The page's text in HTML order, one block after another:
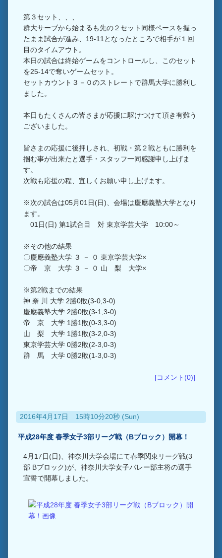
第３セット、、、
群大サーブから始まるも先の２セット同様ペースを握っ
たまま試合が進み、19-11となったところで相手が１回
目のタイムアウト。
本日の試合は終始ゲームをコントロールし、このセット
を25-14で奪いゲームセット。
セットカウント３－０のストレートで群馬大学に勝利し
ました。
本日もたくさんの皆さまが応援に駆けつけて頂き有難う
ございました。
皆さまの応援に後押しされ、初戦・第２戦ともに勝利を
掴む事が出来たと選手・スタッフ一同感謝申し上げま
す。
次戦も応援の程、宜しくお願い申し上げます。
※次の試合は05月01日(日)、会場は慶應義塾大学となり
ます。
01日(日) 第1試合目 対 東京学芸大学 10:00～
※その他の結果
〇慶應義塾大学 ３ － ０ 東京学芸大学×
〇帝 京 大学 ３ － ０ 山 梨 大学×
※第2戦までの結果
神 奈 川 大学 2勝0敗(3-0,3-0)
慶應義塾大学 2勝0敗(3-1,3-0)
帝 京 大学 1勝1敗(0-3,3-0)
山 梨 大学 1勝1敗(3-2,0-3)
東京学芸大学 0勝2敗(2-3,0-3)
群 馬 大学 0勝2敗(1-3,0-3)
[コメント(0)]
2016年4月17日 15時10分20秒 (Sun)
平成28年度 春季女子3部リーグ戦（Bブロック）開幕！
4月17日(日)、神奈川大学会場にて春季関東リーグ戦(3
部 Bブロック)が、神奈川大学女子バレー部主将の選手
宣誓で開幕しました。